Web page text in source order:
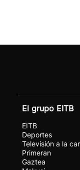
El grupo EITB
EITB
Deportes
Televisión a la
Primeran
Gaztea